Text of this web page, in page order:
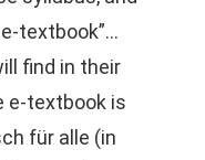
textbook”…
find in their
e-textbook is
für alle (in